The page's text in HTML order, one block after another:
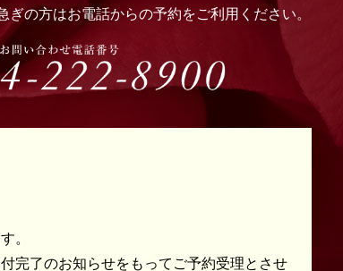
の方はお電話からの予約をご利用ください。
。
完了のお知らせをもってご予約受理とさせ